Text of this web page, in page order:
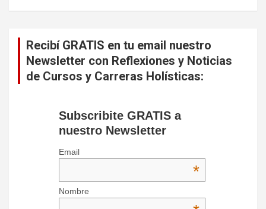
Recibí GRATIS en tu email nuestro
Newsletter con Reflexiones y Noticias
de Cursos y Carreras Holísticas:
Subscribite GRATIS a
nuestro Newsletter
Email
*
Nombre